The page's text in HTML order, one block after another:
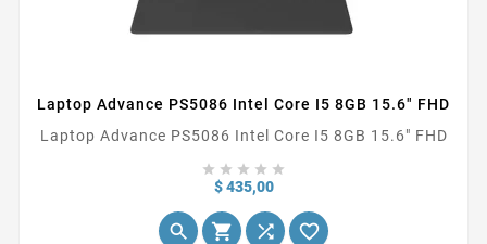
Laptop Advance PS5086 Intel Core I5 8GB 15.6" FHD
Laptop Advance PS5086 Intel Core I5 8GB 15.6" FHD
    
$ 435,00Precio
   